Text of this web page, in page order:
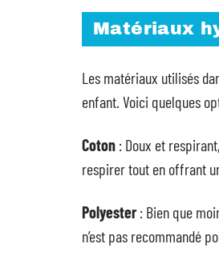
Matériaux
Les matériaux utilisés
enfant. Voici quelques
Coton : Doux et
respirer tout en offrant
Polyester: Bien que
n’est pas recommandé